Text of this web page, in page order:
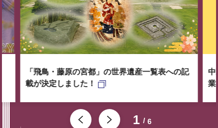
1 6
「飛鳥・藤原の宮都」の世界遺産一覧表への記
載が決定しました！
中
業